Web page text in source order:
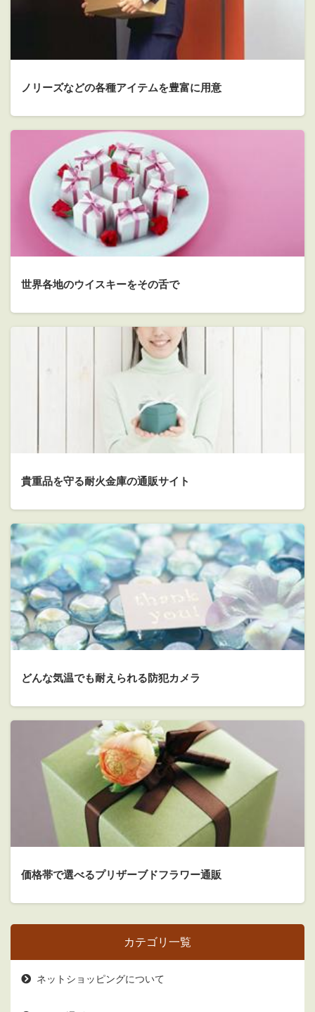
ノリーズなどの各種アイテムを豊富に用意
世界各地のウイスキーをその舌で
貴重品を守る耐火金庫の通販サイト
どんな気温でも耐えられる防犯カメラ
価格帯で選べるプリザーブドフラワー通販
カテゴリ一覧
ネットショッピングについて